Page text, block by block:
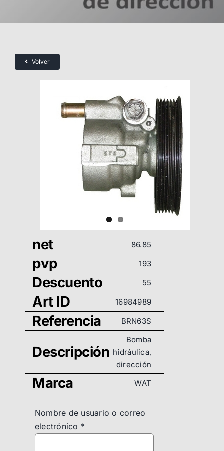
Volver
net 86.85
pvp 193
Descuento 55
Art ID 16984989
Referencia BRN63S
Descripción
Bomba
hidráulica,
dirección
Marca WAT
Nombre de usuario o correo
electrónico *